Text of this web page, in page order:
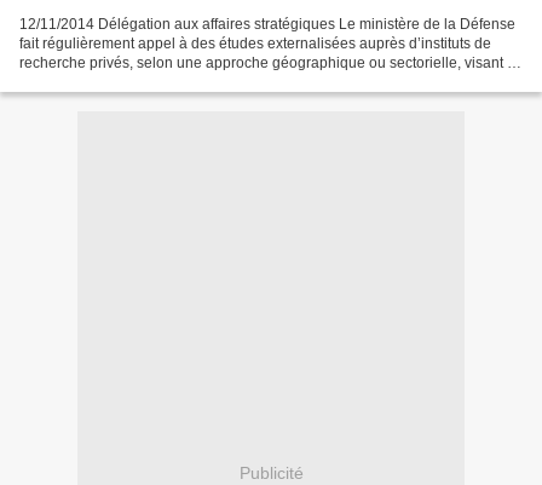
12/11/2014 Délégation aux affaires stratégiques Le ministère de la Défense
fait régulièrement appel à des études externalisées auprès d’instituts de
recherche privés, selon une approche géographique ou sectorielle, visant à
Publicité